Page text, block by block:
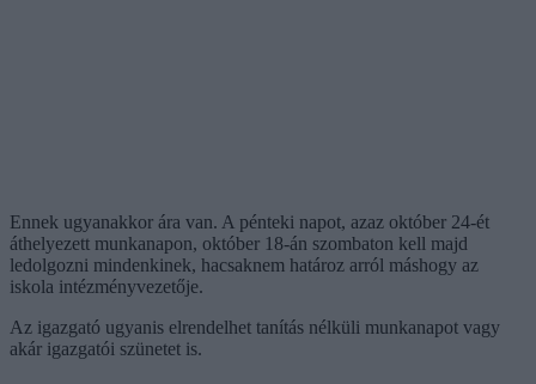
Ennek ugyanakkor ára van. A pénteki napot, azaz október 24-ét
áthelyezett munkanapon, október 18-án szombaton kell majd
ledolgozni mindenkinek, hacsaknem határoz arról máshogy az
iskola intézményvezetője.
Az igazgató ugyanis elrendelhet tanítás nélküli munkanapot vagy
akár igazgatói szünetet is.